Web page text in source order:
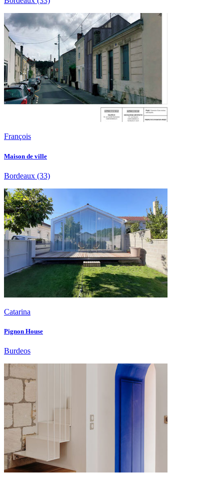
François
Maison de ville
Bordeaux (33)
Catarina
Pignon House
Burdeos